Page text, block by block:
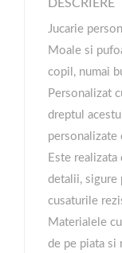
DESCRIERE
Jucarie
Moale si
copil, numai
Personalizat
dreptul
personalizate
Este
detalii, sigure
cusaturile
Materialele
de pe piata si